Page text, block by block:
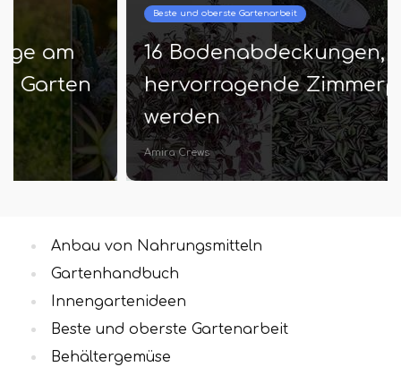
Beste und oberste Gartenarbeit
16 Bodenabdeckungen, die
hervorragende Zimmerpflanzen
werden
Amira Crews
Anbau von Nahrungsmitteln
Gartenhandbuch
Innengartenideen
Beste und oberste Gartenarbeit
Behältergemüse